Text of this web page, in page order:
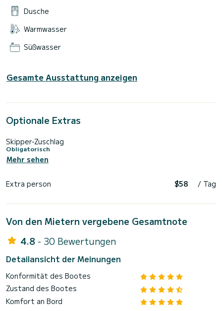
Dusche
Warmwasser
Süßwasser
Gesamte Ausstattung anzeigen
Optionale Extras
Skipper-Zuschlag
Obligatorisch
Mehr sehen
Extra person $58 / Tag
Von den Mietern vergebene Gesamtnote
4.8 - 30 Bewertungen
Detailansicht der Meinungen
Konformität des Bootes
Zustand des Bootes
Komfort an Bord